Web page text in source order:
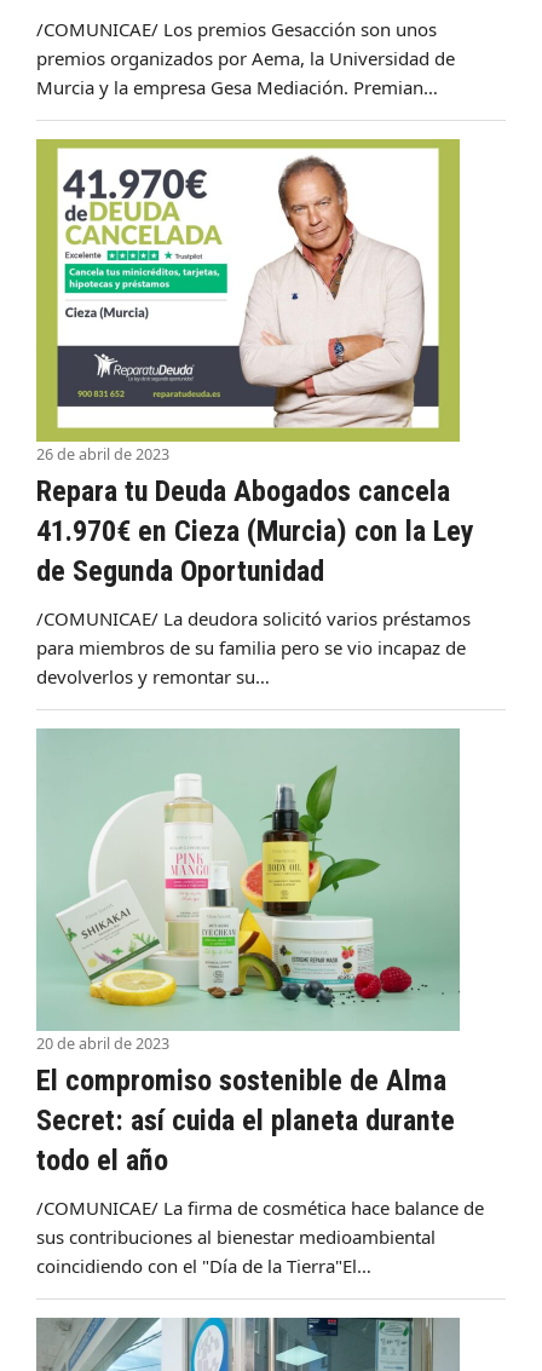
/COMUNICAE/ Los premios Gesacción son unos
premios organizados por Aema, la Universidad de
Murcia y la empresa Gesa Mediación. Premian…
26 de abril de 2023
Repara tu Deuda Abogados cancela
41.970€ en Cieza (Murcia) con la Ley
de Segunda Oportunidad
/COMUNICAE/ La deudora solicitó varios préstamos
para miembros de su familia pero se vio incapaz de
devolverlos y remontar su…
20 de abril de 2023
El compromiso sostenible de Alma
Secret: así cuida el planeta durante
todo el año
/COMUNICAE/ La firma de cosmética hace balance de
sus contribuciones al bienestar medioambiental
coincidiendo con el "Día de la Tierra"El…